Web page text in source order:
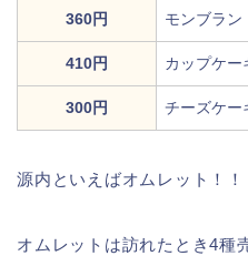
360円 モンブラン
410円 カップケー
300円 チーズケー
源内といえばオムレット！！
オムレットは訪れたとき4種